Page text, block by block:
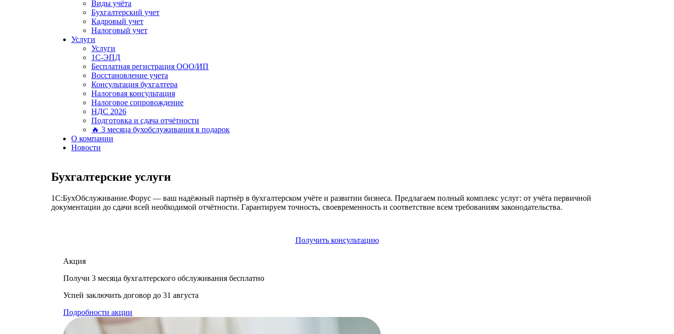
Виды учёта
Бухгалтерский учет
Кадровый учет
Налоговый учет
Услуги
Услуги
1С-ЭПД
Бесплатная регистрация ООО/ИП
Восстановление учета
Консультация бухгалтера
Налоговая консультация
Налоговое сопровождение
НДС 2026
Подготовка и сдача отчётности
🔥 3 месяца бухобслуживания в подарок
О компании
Новости
Бухгалтерские услуги
1С:БухОбслуживание.Форус — ваш надёжный партнёр в бухгалтерском учёте и развитии бизнеса. Предлагаем полный комплекс услуг: от учёта первичной
документации до сдачи всей необходимой отчётности. Гарантируем точность, своевременность и соответствие всем требованиям законодательства.
Получить консультацию
Акция
Получи 3 месяца бухгалтерского обслуживания бесплатно
Успей заключить договор до 31 августа
Подробности акции